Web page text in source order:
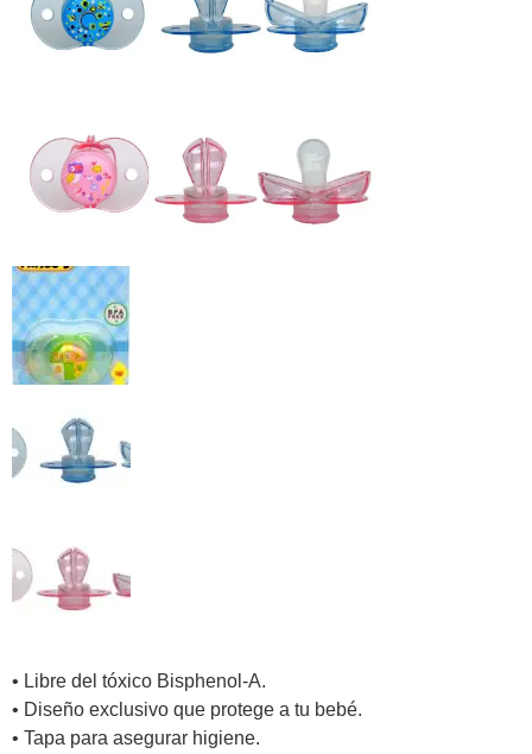
• Libre del tóxico Bisphenol-A.
• Diseño exclusivo que protege a tu bebé.
• Tapa para asegurar higiene.